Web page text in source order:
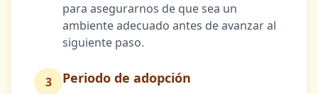
para asegurarnos de que sea un
ambiente adecuado antes de avanzar al
siguiente paso.
3 Periodo de adopción